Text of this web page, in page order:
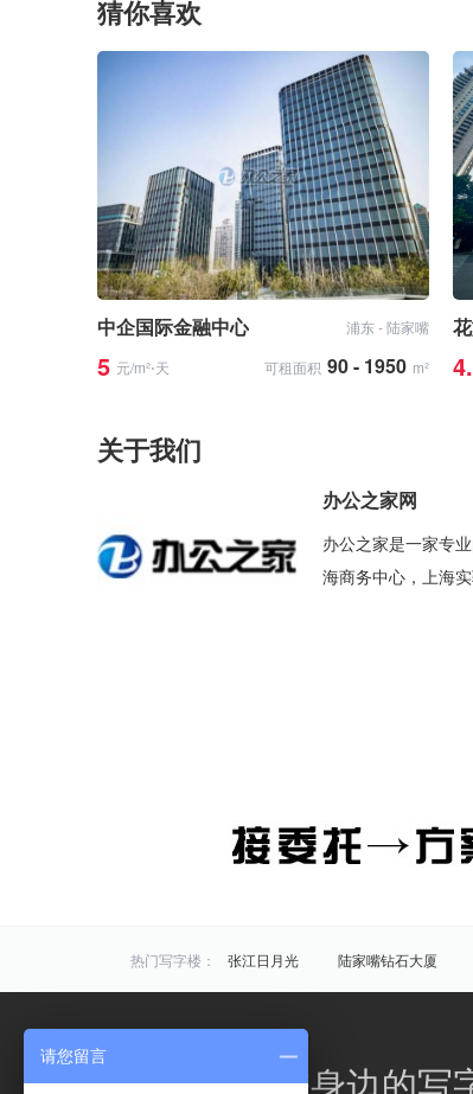
猜你喜欢
中企国际金融中心 浦东 - 陆家嘴
5 元/m²⋅天 可租面积 90 - 1950 m²
关于我们
办公之家网
办公之家是一家专
海商务中心，上海
热门写字楼： 张江日月光 陆家嘴钻石大厦
炬芯研发大楼
佑越国际 张
黄浦 徐汇
办公之家，您身边的写
请您留言